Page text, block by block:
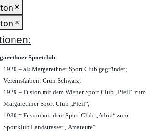
×
×
Sportclub
1920 = als Margarethner Sport Club gegründet;
Vereinsfarben: Grün-Schwarz;
1929 = Fusion mit dem Wiener Sport Club „Pfeil“ zum
Margarethner Sport Club „Pfeil“;
1930 = Fusion mit dem Sport Club „Adria“ zum
Sportklub Landstrasser „Amateure“